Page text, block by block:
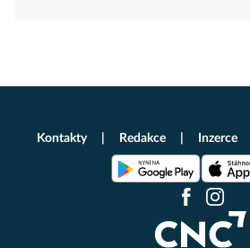
Kontakty Redakce Inzerce